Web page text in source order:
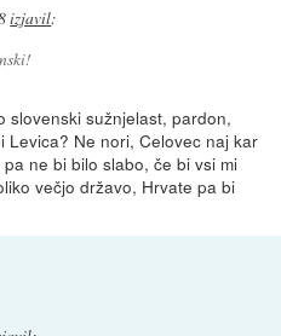
izjavil:
slovenski sužnjelast, pardon,
Ne nori, Celovec naj kar
ne bi bilo slabo, če bi vsi mi
večjo državo, Hrvate pa bi